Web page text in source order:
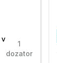
v
1
dozator